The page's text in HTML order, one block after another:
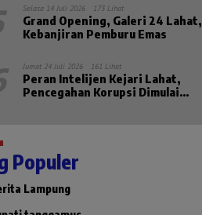
Selasa 14 Juli 2026 173 Lihat
Grand Opening, Galeri 24 Lahat,
Kebanjiran Pemburu Emas
Jumat 24 Juli 2026 161 Lihat
Peran Intelijen Kejari Lahat,
Pencegahan Korupsi Dimulai
Populer
Lampung